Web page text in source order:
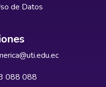
de Datos
088 088